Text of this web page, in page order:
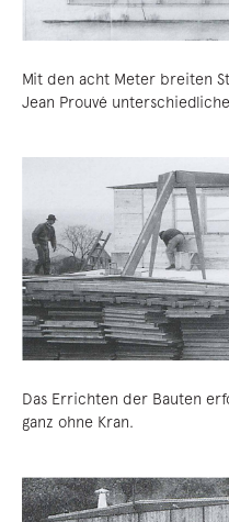
Mit den acht Meter breiten
Jean Prouvé
Das Errichten der Bauten
ganz ohne Kran.